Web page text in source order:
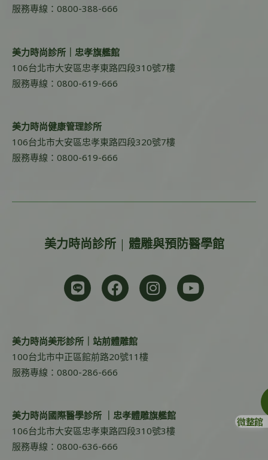
服務專線：0800-388-666
美力時尚診所｜忠孝旗艦館
106台北市大安區忠孝東路四段310號7樓
服務專線：0800-619-666
美力時尚健康管理診所
106台北市大安區忠孝東路四段320號7樓
服務專線：0800-619-666
美力時尚診所 | 體雕與預防醫學館
美力時尚美形診所｜站前體雕館
100台北市中正區館前路20號11樓
服務專線：0800-286-666
美力時尚國際醫學診所 ｜忠孝體雕旗艦館
106台北市大安區忠孝東路四段310號3樓
服務專線：0800-636-666
微整館